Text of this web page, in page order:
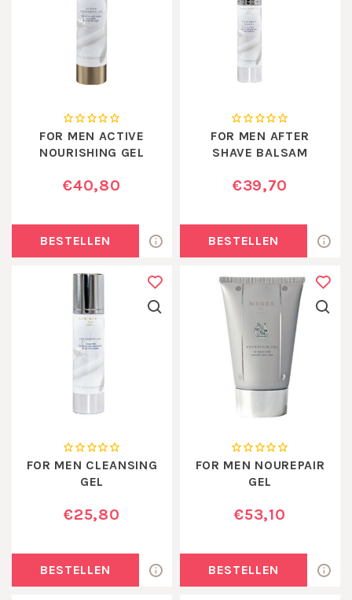
FOR MEN ACTIVE
NOURISHING GEL
€40,80
BESTELLEN
FOR MEN AFTER
SHAVE BALSAM
€39,70
BESTELLEN
FOR MEN CLEANSING
GEL
€25,80
BESTELLEN
FOR MEN NOUREPAIR
GEL
€53,10
BESTELLEN